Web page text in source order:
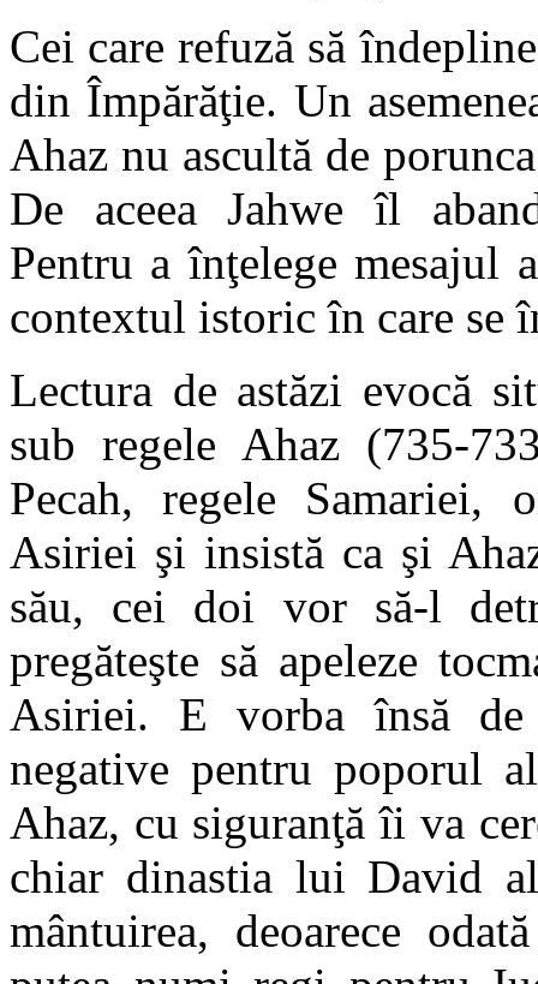
Cei care refuză să
din Împărăţie. Un
Ahaz nu ascultă de
De aceea Jahwe îl
Pentru a înţelege mesajul
contextul istoric în care se
Lectura de astăzi evocă
sub regele Ahaz (735-
Pecah, regele Samariei,
Asiriei şi insistă ca şi
său, cei doi vor să-l
pregăteşte să apeleze
Asiriei. E vorba însă de
negative pentru poporul
Ahaz, cu siguranţă îi va
chiar dinastia lui David
mântuirea, deoarece